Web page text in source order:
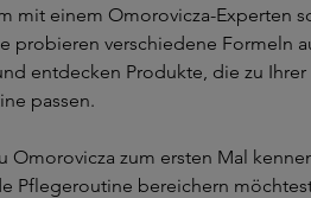
mit einem Omorovicza-Experten
probieren verschiedene Formeln
entdecken Produkte, die zu
passen.
Omorovicza zum ersten Mal
Pflegeroutine bereichern